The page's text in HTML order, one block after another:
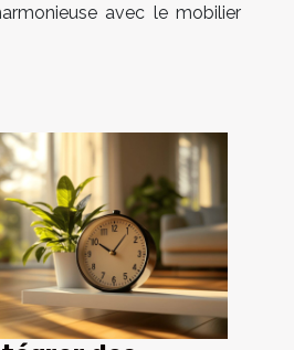
avec le mobilier